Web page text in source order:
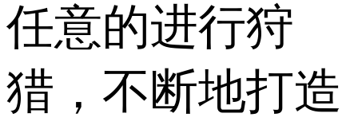
任意的进行狩
猎，不断地打造